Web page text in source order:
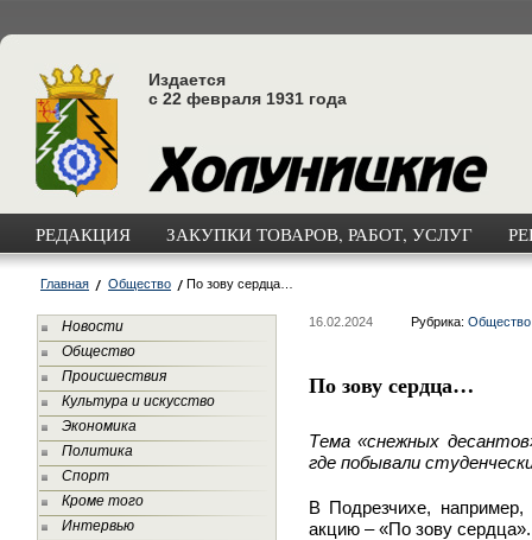
Издается
с 22 февраля 1931 года
РЕДАКЦИЯ ЗАКУПКИ ТОВАРОВ, РАБОТ, УСЛУГ
Главная Общество По зову сердца…
Новости
Общество
Происшествия
Культура и искусство
Экономика
Политика
Спорт
Кроме того
Интервью
16.02.2024 Рубрика: Общество
По зову сердца…
Тема «снежных
где побывали
В Подрезчихе, например,
акцию –«По зову сердца».